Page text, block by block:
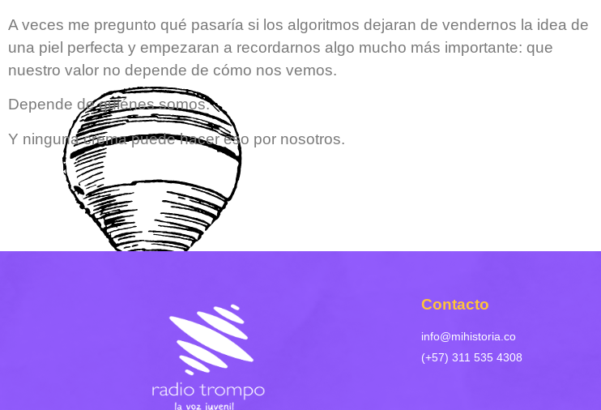
A veces me pregunto qué pasaría si los algoritmos dejaran de vendernos la idea de
una piel perfecta y empezaran a recordarnos algo mucho más importante: que
nuestro valor no depende de cómo nos vemos.
Depende de quiénes somos.
Y ninguna crema puede hacer eso por nosotros.
Contacto
info@mihistoria.co
(+57) 311 535 4308